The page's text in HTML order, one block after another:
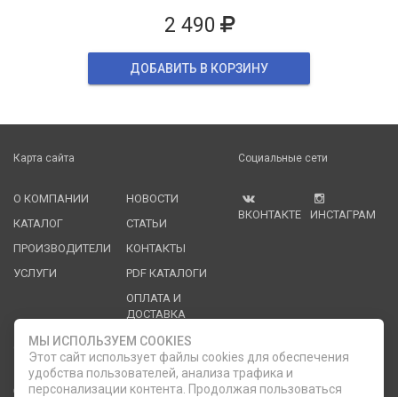
2 490
ДОБАВИТЬ В КОРЗИНУ
Карта сайта
О КОМПАНИИ
КАТАЛОГ
ПРОИЗВОДИТЕЛИ
УСЛУГИ
НОВОСТИ
СТАТЬИ
КОНТАКТЫ
PDF КАТАЛОГИ
ОПЛАТА И
ДОСТАВКА
Социальные сети
ВКОНТАКТЕ ИНСТАГРАМ
Служба клиентской поддержки
ОБРАТНЫЙ ЗВОНОК phone
8 (812) 335-21-16
МЫ ИСПОЛЬЗУЕМ COOKIES
Этот сайт использует файлы cookies для обеспечения
удобства пользователей, анализа трафика и
персонализации контента. Продолжая пользоваться